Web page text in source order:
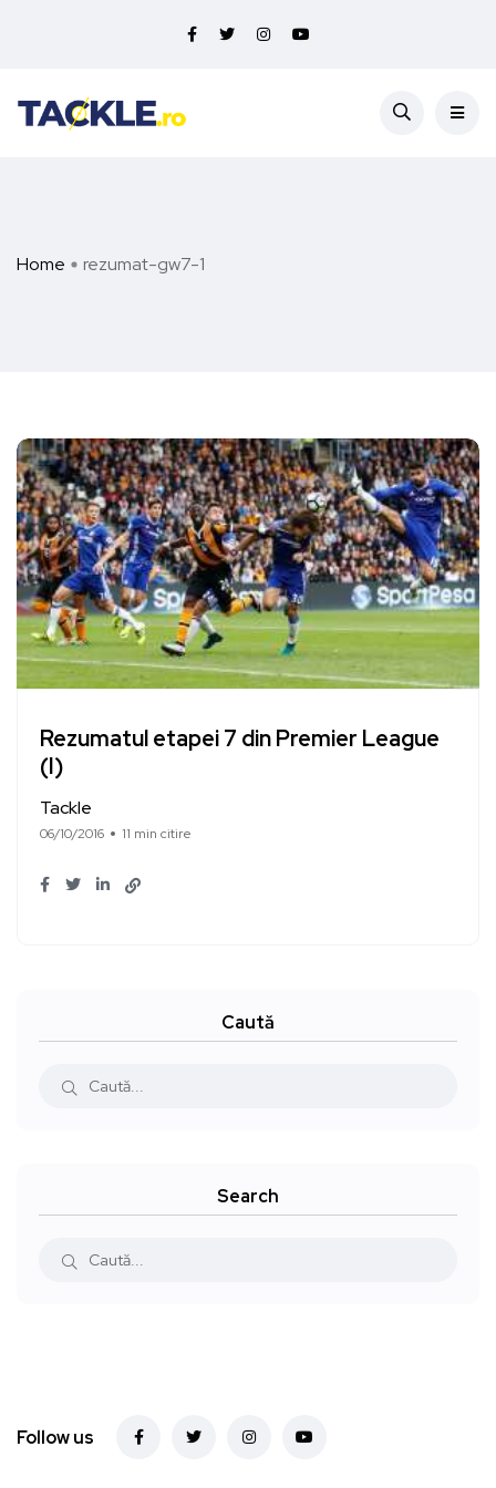
Home rezumat-gw7-1
Rezumatul etapei 7 din Premier League
(I)
Tackle
06/10/2016 11 min citire
Caută
Search
Follow us